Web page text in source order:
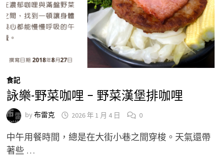
食記
詠樂-野菜咖哩 – 野菜漢堡排咖哩
by 布雷克 2026 年 1 月 4 日 0
中午用餐時間，總是在大街小巷之間穿梭。天氣還帶
著些 …